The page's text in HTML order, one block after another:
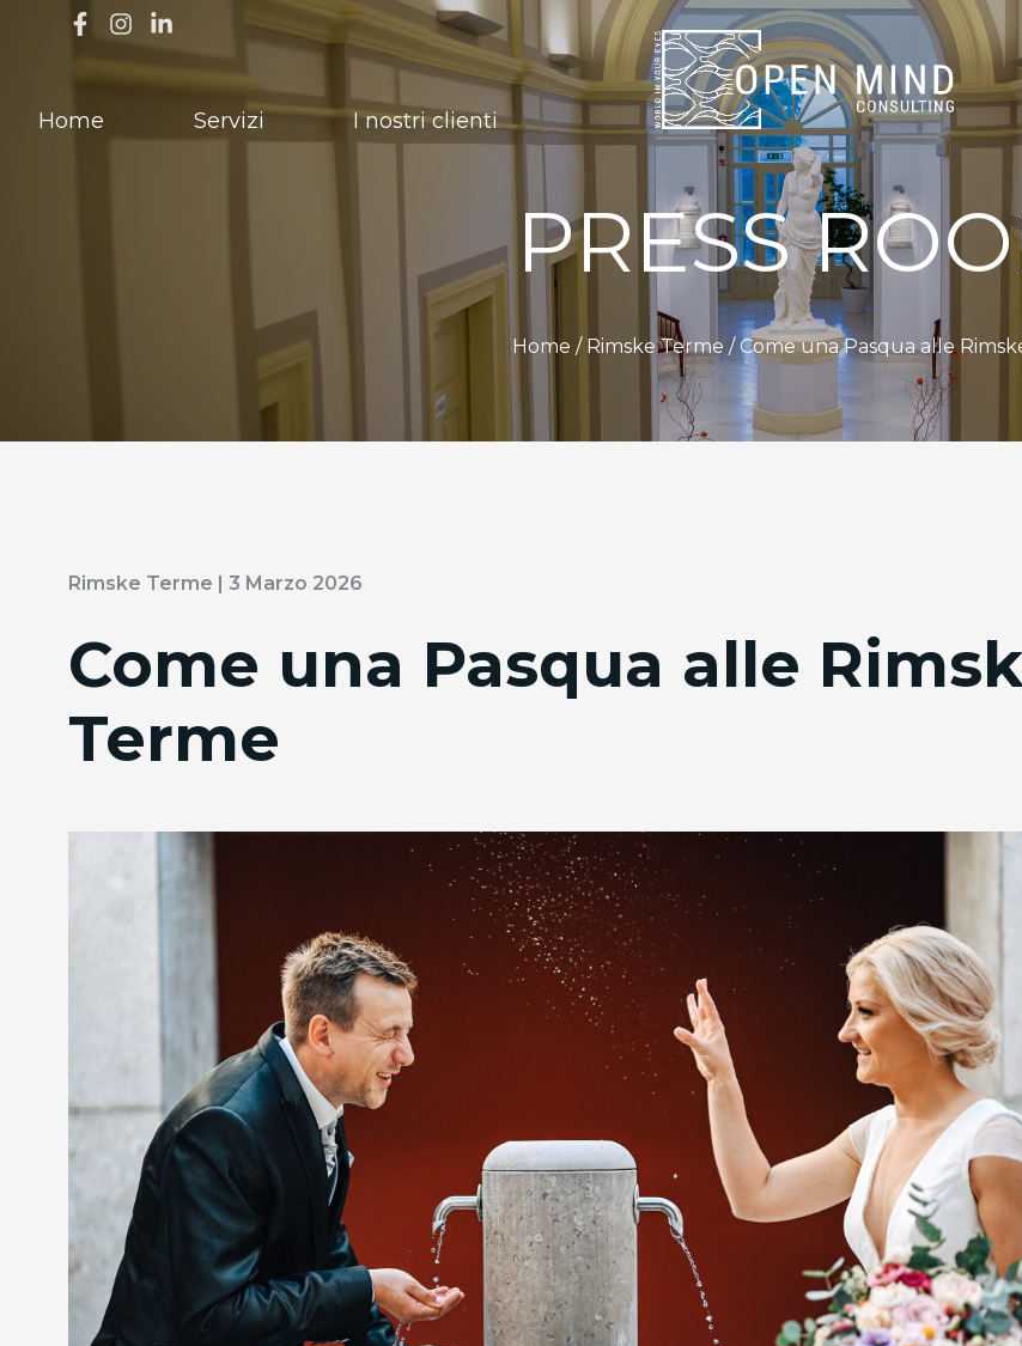
Home Servizi I nostri clienti
PRESS
Home / Rimske Terme / Come una Pasqua alle
Rimske Terme | 3 Marzo 2026
Come una Pasqua alle
Terme